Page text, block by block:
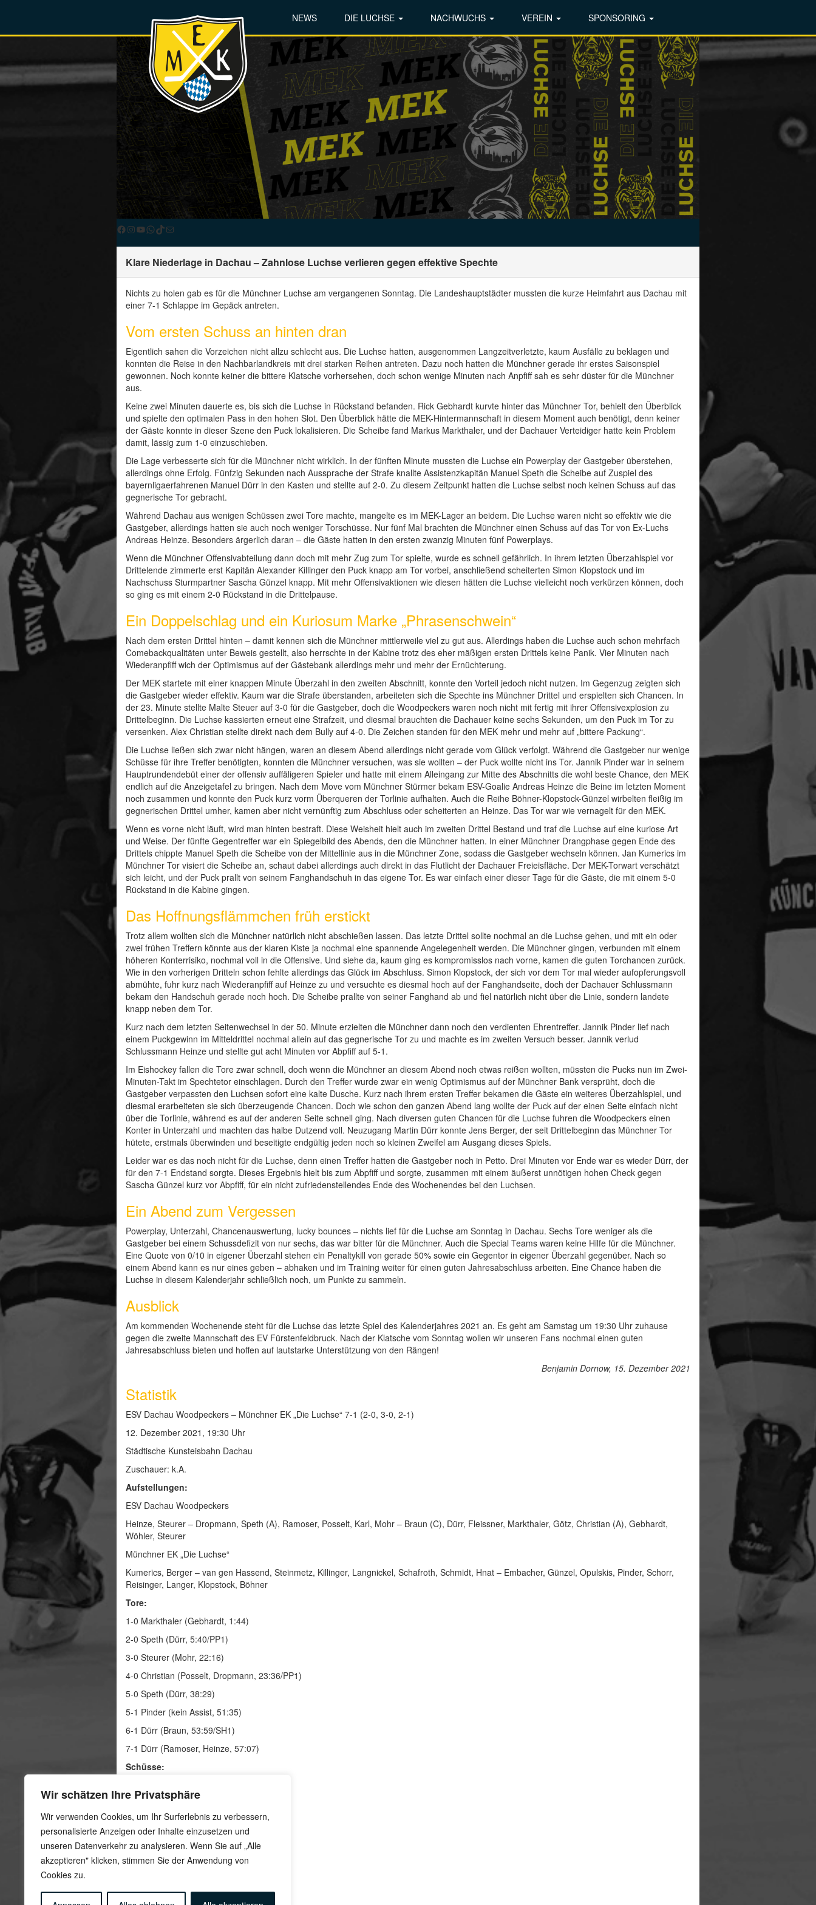
Wir schätzen Ihre Privatsphäre
Wir verwenden Cookies, um Ihr Surferlebnis zu verbessern,
personalisierte Anzeigen oder Inhalte einzusetzen und
unseren Datenverkehr zu analysieren. Wenn Sie auf „Alle
akzeptieren" klicken, stimmen Sie der Anwendung von
Cookies zu.
NEWS DIE LUCHSE NACHWUCHS VEREIN SPONSORING
Facebook
Instagram
YouTube
WhatsApp
TikTok
E-Mail
Klare Niederlage in Dachau – Zahnlose Luchse verlieren gegen effektive Spechte
Nichts zu holen gab es für die Münchner Luchse am vergangenen Sonntag. Die Landeshauptstädter mussten die kurze Heimfahrt aus Dachau mit
einer 7-1 Schlappe im Gepäck antreten.
Vom ersten Schuss an hinten dran
Eigentlich sahen die Vorzeichen nicht allzu schlecht aus. Die Luchse hatten, ausgenommen Langzeitverletzte, kaum Ausfälle zu beklagen und
konnten die Reise in den Nachbarlandkreis mit drei starken Reihen antreten. Dazu noch hatten die Münchner gerade ihr erstes Saisonspiel
gewonnen. Noch konnte keiner die bittere Klatsche vorhersehen, doch schon wenige Minuten nach Anpfiff sah es sehr düster für die Münchner
aus.
Keine zwei Minuten dauerte es, bis sich die Luchse in Rückstand befanden. Rick Gebhardt kurvte hinter das Münchner Tor, behielt den Überblick
und spielte den optimalen Pass in den hohen Slot. Den Überblick hätte die MEK-Hintermannschaft in diesem Moment auch benötigt, denn keiner
der Gäste konnte in dieser Szene den Puck lokalisieren. Die Scheibe fand Markus Markthaler, und der Dachauer Verteidiger hatte kein Problem
damit, lässig zum 1-0 einzuschieben.
Die Lage verbesserte sich für die Münchner nicht wirklich. In der fünften Minute mussten die Luchse ein Powerplay der Gastgeber überstehen,
allerdings ohne Erfolg. Fünfzig Sekunden nach Aussprache der Strafe knallte Assistenzkapitän Manuel Speth die Scheibe auf Zuspiel des
bayernligaerfahrenen Manuel Dürr in den Kasten und stellte auf 2-0. Zu diesem Zeitpunkt hatten die Luchse selbst noch keinen Schuss auf das
gegnerische Tor gebracht.
Während Dachau aus wenigen Schüssen zwei Tore machte, mangelte es im MEK-Lager an beidem. Die Luchse waren nicht so effektiv wie die
Gastgeber, allerdings hatten sie auch noch weniger Torschüsse. Nur fünf Mal brachten die Münchner einen Schuss auf das Tor von Ex-Luchs
Andreas Heinze. Besonders ärgerlich daran – die Gäste hatten in den ersten zwanzig Minuten fünf Powerplays.
Wenn die Münchner Offensivabteilung dann doch mit mehr Zug zum Tor spielte, wurde es schnell gefährlich. In ihrem letzten Überzahlspiel vor
Drittelende zimmerte erst Kapitän Alexander Killinger den Puck knapp am Tor vorbei, anschließend scheiterten Simon Klopstock und im
Nachschuss Sturmpartner Sascha Günzel knapp. Mit mehr Offensivaktionen wie diesen hätten die Luchse vielleicht noch verkürzen können, doch
so ging es mit einem 2-0 Rückstand in die Drittelpause.
Ein Doppelschlag und ein Kuriosum Marke „Phrasenschwein“
Nach dem ersten Drittel hinten – damit kennen sich die Münchner mittlerweile viel zu gut aus. Allerdings haben die Luchse auch schon mehrfach
Comebackqualitäten unter Beweis gestellt, also herrschte in der Kabine trotz des eher mäßigen ersten Drittels keine Panik. Vier Minuten nach
Wiederanpfiff wich der Optimismus auf der Gästebank allerdings mehr und mehr der Ernüchterung.
Der MEK startete mit einer knappen Minute Überzahl in den zweiten Abschnitt, konnte den Vorteil jedoch nicht nutzen. Im Gegenzug zeigten sich
die Gastgeber wieder effektiv. Kaum war die Strafe überstanden, arbeiteten sich die Spechte ins Münchner Drittel und erspielten sich Chancen. In
der 23. Minute stellte Malte Steuer auf 3-0 für die Gastgeber, doch die Woodpeckers waren noch nicht mit fertig mit ihrer Offensivexplosion zu
Drittelbeginn. Die Luchse kassierten erneut eine Strafzeit, und diesmal brauchten die Dachauer keine sechs Sekunden, um den Puck im Tor zu
versenken. Alex Christian stellte direkt nach dem Bully auf 4-0. Die Zeichen standen für den MEK mehr und mehr auf „bittere Packung“.
Die Luchse ließen sich zwar nicht hängen, waren an diesem Abend allerdings nicht gerade vom Glück verfolgt. Während die Gastgeber nur wenige
Schüsse für ihre Treffer benötigten, konnten die Münchner versuchen, was sie wollten – der Puck wollte nicht ins Tor. Jannik Pinder war in seinem
Hauptrundendebüt einer der offensiv auffäligeren Spieler und hatte mit einem Alleingang zur Mitte des Abschnitts die wohl beste Chance, den MEK
endlich auf die Anzeigetafel zu bringen. Nach dem Move vom Münchner Stürmer bekam ESV-Goalie Andreas Heinze die Beine im letzten Moment
noch zusammen und konnte den Puck kurz vorm Überqueren der Torlinie aufhalten. Auch die Reihe Böhner-Klopstock-Günzel wirbelten fleißig im
gegnerischen Drittel umher, kamen aber nicht vernünftig zum Abschluss oder scheiterten an Heinze. Das Tor war wie vernagelt für den MEK.
Wenn es vorne nicht läuft, wird man hinten bestraft. Diese Weisheit hielt auch im zweiten Drittel Bestand und traf die Luchse auf eine kuriose Art
und Weise. Der fünfte Gegentreffer war ein Spiegelbild des Abends, den die Münchner hatten. In einer Münchner Drangphase gegen Ende des
Drittels chippte Manuel Speth die Scheibe von der Mittellinie aus in die Münchner Zone, sodass die Gastgeber wechseln können. Jan Kumerics im
Münchner Tor visiert die Scheibe an, schaut dabei allerdings auch direkt in das Flutlicht der Dachauer Freieisfläche. Der MEK-Torwart verschätzt
sich leicht, und der Puck prallt von seinem Fanghandschuh in das eigene Tor. Es war einfach einer dieser Tage für die Gäste, die mit einem 5-0
Rückstand in die Kabine gingen.
Das Hoffnungsflämmchen früh erstickt
Trotz allem wollten sich die Münchner natürlich nicht abschießen lassen. Das letzte Drittel sollte nochmal an die Luchse gehen, und mit ein oder
zwei frühen Treffern könnte aus der klaren Kiste ja nochmal eine spannende Angelegenheit werden. Die Münchner gingen, verbunden mit einem
höheren Konterrisiko, nochmal voll in die Offensive. Und siehe da, kaum ging es kompromisslos nach vorne, kamen die guten Torchancen zurück.
Wie in den vorherigen Dritteln schon fehlte allerdings das Glück im Abschluss. Simon Klopstock, der sich vor dem Tor mal wieder aufopferungsvoll
abmühte, fuhr kurz nach Wiederanpfiff auf Heinze zu und versuchte es diesmal hoch auf der Fanghandseite, doch der Dachauer Schlussmann
bekam den Handschuh gerade noch hoch. Die Scheibe prallte von seiner Fanghand ab und fiel natürlich nicht über die Linie, sondern landete
knapp neben dem Tor.
Kurz nach dem letzten Seitenwechsel in der 50. Minute erzielten die Münchner dann noch den verdienten Ehrentreffer. Jannik Pinder lief nach
einem Puckgewinn im Mitteldrittel nochmal allein auf das gegnerische Tor zu und machte es im zweiten Versuch besser. Jannik verlud
Schlussmann Heinze und stellte gut acht Minuten vor Abpfiff auf 5-1.
Im Eishockey fallen die Tore zwar schnell, doch wenn die Münchner an diesem Abend noch etwas reißen wollten, müssten die Pucks nun im Zwei-
Minuten-Takt im Spechtetor einschlagen. Durch den Treffer wurde zwar ein wenig Optimismus auf der Münchner Bank versprüht, doch die
Gastgeber verpassten den Luchsen sofort eine kalte Dusche. Kurz nach ihrem ersten Treffer bekamen die Gäste ein weiteres Überzahlspiel, und
diesmal erarbeiteten sie sich überzeugende Chancen. Doch wie schon den ganzen Abend lang wollte der Puck auf der einen Seite einfach nicht
über die Torlinie, während es auf der anderen Seite schnell ging. Nach diversen guten Chancen für die Luchse fuhren die Woodpeckers einen
Konter in Unterzahl und machten das halbe Dutzend voll. Neuzugang Martin Dürr konnte Jens Berger, der seit Drittelbeginn das Münchner Tor
hütete, erstmals überwinden und beseitigte endgültig jeden noch so kleinen Zweifel am Ausgang dieses Spiels.
Leider war es das noch nicht für die Luchse, denn einen Treffer hatten die Gastgeber noch in Petto. Drei Minuten vor Ende war es wieder Dürr, der
für den 7-1 Endstand sorgte. Dieses Ergebnis hielt bis zum Abpfiff und sorgte, zusammen mit einem äußerst unnötigen hohen Check gegen
Sascha Günzel kurz vor Abpfiff, für ein nicht zufriedenstellendes Ende des Wochenendes bei den Luchsen.
Ein Abend zum Vergessen
Powerplay, Unterzahl, Chancenauswertung, lucky bounces – nichts lief für die Luchse am Sonntag in Dachau. Sechs Tore weniger als die
Gastgeber bei einem Schussdefizit von nur sechs, das war bitter für die Münchner. Auch die Special Teams waren keine Hilfe für die Münchner.
Eine Quote von 0/10 in eigener Überzahl stehen ein Penaltykill von gerade 50% sowie ein Gegentor in eigener Überzahl gegenüber. Nach so
einem Abend kann es nur eines geben – abhaken und im Training weiter für einen guten Jahresabschluss arbeiten. Eine Chance haben die
Luchse in diesem Kalenderjahr schließlich noch, um Punkte zu sammeln.
Ausblick
Am kommenden Wochenende steht für die Luchse das letzte Spiel des Kalenderjahres 2021 an. Es geht am Samstag um 19:30 Uhr zuhause
gegen die zweite Mannschaft des EV Fürstenfeldbruck. Nach der Klatsche vom Sonntag wollen wir unseren Fans nochmal einen guten
Jahresabschluss bieten und hoffen auf lautstarke Unterstützung von den Rängen!
Benjamin Dornow, 15. Dezember 2021
Statistik
ESV Dachau Woodpeckers – Münchner EK „Die Luchse“ 7-1 (2-0, 3-0, 2-1)
12. Dezember 2021, 19:30 Uhr
Städtische Kunsteisbahn Dachau
Zuschauer: k.A.
Aufstellungen:
ESV Dachau Woodpeckers
Heinze, Steurer – Dropmann, Speth (A), Ramoser, Posselt, Karl, Mohr – Braun (C), Dürr, Fleissner, Markthaler, Götz, Christian (A), Gebhardt,
Wöhler, Steurer
Münchner EK „Die Luchse“
Kumerics, Berger – van gen Hassend, Steinmetz, Killinger, Langnickel, Schafroth, Schmidt, Hnat – Embacher, Günzel, Opulskis, Pinder, Schorr,
Reisinger, Langer, Klopstock, Böhner
Tore:
1-0 Markthaler (Gebhardt, 1:44)
2-0 Speth (Dürr, 5:40/PP1)
3-0 Steurer (Mohr, 22:16)
4-0 Christian (Posselt, Dropmann, 23:36/PP1)
5-0 Speth (Dürr, 38:29)
5-1 Pinder (kein Assist, 51:35)
6-1 Dürr (Braun, 53:59/SH1)
7-1 Dürr (Ramoser, Heinze, 57:07)
Schüsse:
Münchner EK „Die Luchse“: 28
Strafminuten:
Münchner EK „Die Luchse“: 10